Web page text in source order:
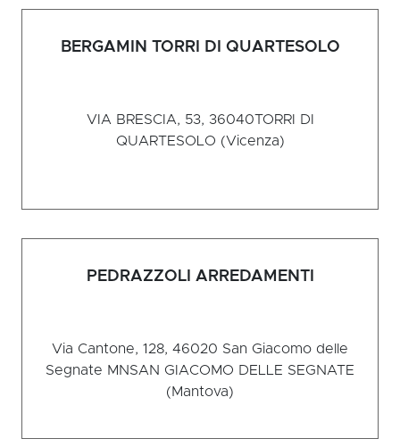
BERGAMIN TORRI DI QUARTESOLO
VIA BRESCIA, 53, 36040TORRI DI
QUARTESOLO (Vicenza)
PEDRAZZOLI ARREDAMENTI
Via Cantone, 128, 46020 San Giacomo delle
Segnate MNSAN GIACOMO DELLE SEGNATE
(Mantova)